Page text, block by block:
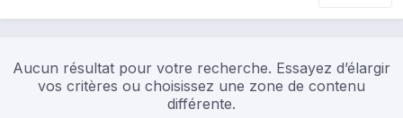
Aucun résultat pour votre recherche. Essayez d’élargir
vos critères ou choisissez une zone de contenu
différente.